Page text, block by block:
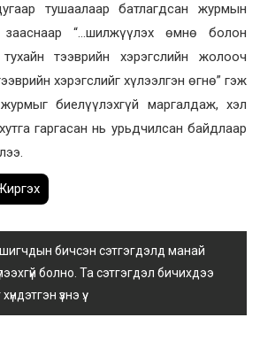
тушаалаар батлагдсан журмын
“…шилжүүлэх өмнө болон
тээврийн хэрэгслийн жолооч
хэрэгслийг хүлээлгэн өгнө” гэж
биелүүлэхгүй маргалдаж, хэл
гаргасан нь урьдчилсан байдлаар
бичсэн сэтгэгдэлд манай
болно. Та сэтгэгдэл бичихдээ
үзнэ үү.